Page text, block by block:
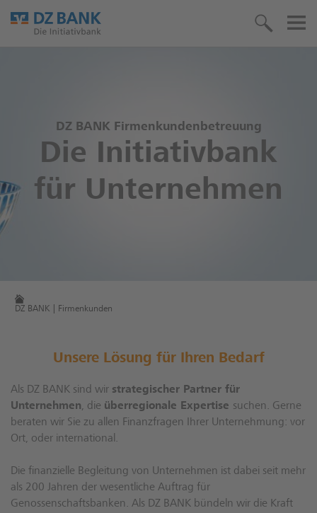
DZ BANK Firmenkundenbetreuung
Die Initiativbank
für Unternehmen
DZ BANK | Firmenkunden
Unsere Lösung für Ihren Bedarf
Als DZ BANK sind wir strategischer Partner für
Unternehmen, die überregionale Expertise suchen. Gerne
beraten wir Sie zu allen Finanzfragen Ihrer Unternehmung: vor
Ort, oder international.
Die finanzielle Begleitung von Unternehmen ist dabei seit mehr
als 200 Jahren der wesentliche Auftrag für
Genossenschaftsbanken. Als DZ BANK bündeln wir die Kraft